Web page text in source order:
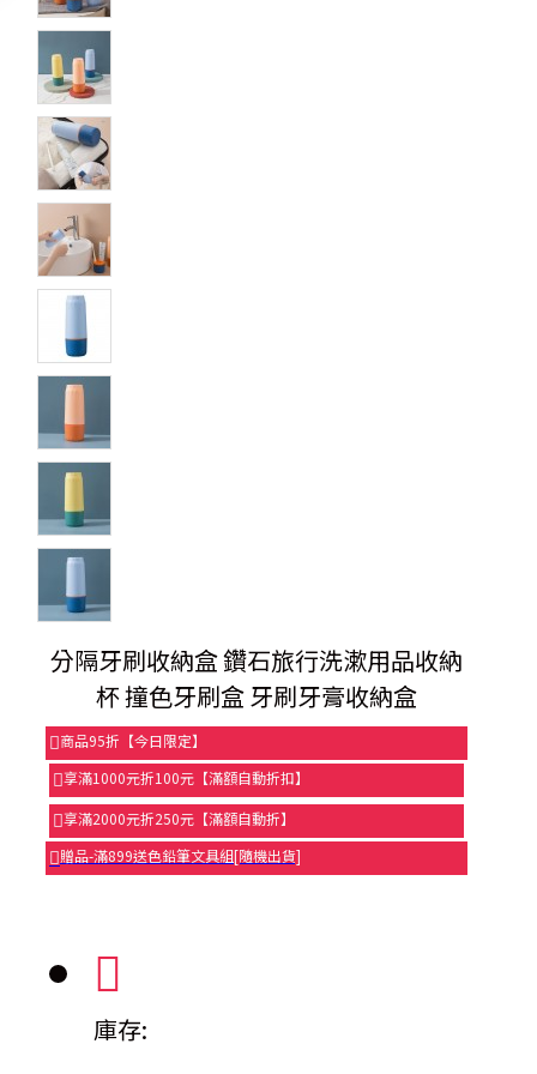
分隔牙刷收納盒 鑽石旅行洗漱用品收納
杯 撞色牙刷盒 牙刷牙膏收納盒
商品95折【今日限定】
享滿1000元折100元【滿額自動折扣】
享滿2000元折250元【滿額自動折】
贈品-滿899送色鉛筆文具組[隨機出貨]
庫存: